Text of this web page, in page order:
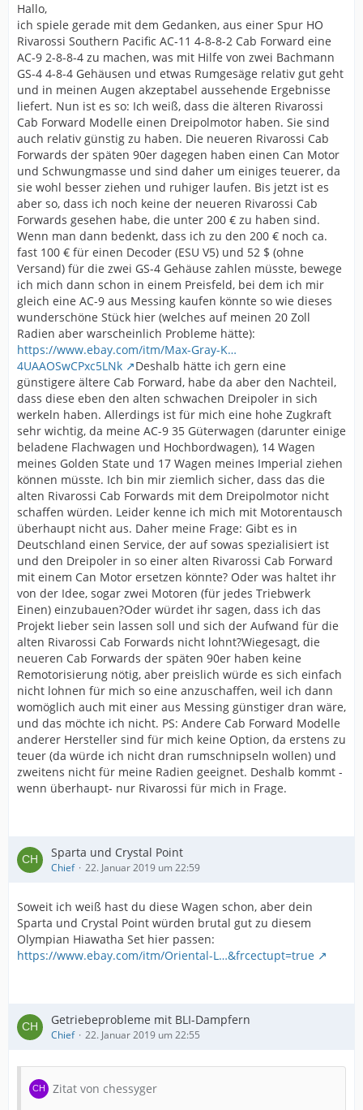
Hallo,
ich spiele gerade mit dem Gedanken, aus einer Spur HO
Rivarossi Southern Pacific AC-11 4-8-8-2 Cab Forward eine
AC-9 2-8-8-4 zu machen, was mit Hilfe von zwei Bachmann
GS-4 4-8-4 Gehäusen und etwas Rumgesäge relativ gut geht
und in meinen Augen akzeptabel aussehende Ergebnisse
liefert. Nun ist es so: Ich weiß, dass die älteren Rivarossi
Cab Forward Modelle einen Dreipolmotor haben. Sie sind
auch relativ günstig zu haben. Die neueren Rivarossi Cab
Forwards der späten 90er dagegen haben einen Can Motor
und Schwungmasse und sind daher um einiges teuerer, da
sie wohl besser ziehen und ruhiger laufen. Bis jetzt ist es
aber so, dass ich noch keine der neueren Rivarossi Cab
Forwards gesehen habe, die unter 200 € zu haben sind.
Wenn man dann bedenkt, dass ich zu den 200 € noch ca.
fast 100 € für einen Decoder (ESU V5) und 52 $ (ohne
Versand) für die zwei GS-4 Gehäuse zahlen müsste, bewege
ich mich dann schon in einem Preisfeld, bei dem ich mir
gleich eine AC-9 aus Messing kaufen könnte so wie dieses
wunderschöne Stück hier (welches auf meinen 20 Zoll
Radien aber warscheinlich Probleme hätte):
https://www.ebay.com/itm/Max-Gray-K…
4UAAOSwCPxc5LNk
Deshalb hätte ich gern eine
günstigere ältere Cab Forward, habe da aber den Nachteil,
dass diese eben den alten schwachen Dreipoler in sich
werkeln haben. Allerdings ist für mich eine hohe Zugkraft
sehr wichtig, da meine AC-9 35 Güterwagen (darunter einige
beladene Flachwagen und Hochbordwagen), 14 Wagen
meines Golden State und 17 Wagen meines Imperial ziehen
können müsste. Ich bin mir ziemlich sicher, dass das die
alten Rivarossi Cab Forwards mit dem Dreipolmotor nicht
schaffen würden. Leider kenne ich mich mit Motorentausch
überhaupt nicht aus. Daher meine Frage: Gibt es in
Deutschland einen Service, der auf sowas spezialisiert ist
und den Dreipoler in so einer alten Rivarossi Cab Forward
mit einem Can Motor ersetzen könnte? Oder was haltet ihr
von der Idee, sogar zwei Motoren (für jedes Triebwerk
Einen) einzubauen?Oder würdet ihr sagen, dass ich das
Projekt lieber sein lassen soll und sich der Aufwand für die
alten Rivarossi Cab Forwards nicht lohnt?Wiegesagt, die
neueren Cab Forwards der späten 90er haben keine
Remotorisierung nötig, aber preislich würde es sich einfach
nicht lohnen für mich so eine anzuschaffen, weil ich dann
womöglich auch mit einer aus Messing günstiger dran wäre,
und das möchte ich nicht. PS: Andere Cab Forward Modelle
anderer Hersteller sind für mich keine Option, da erstens zu
teuer (da würde ich nicht dran rumschnipseln wollen) und
zweitens nicht für meine Radien geeignet. Deshalb kommt -
wenn überhaupt- nur Rivarossi für mich in Frage.
Sparta und Crystal Point
Chief 22. Januar 2019 um 22:59
Soweit ich weiß hast du diese Wagen schon, aber dein
Sparta und Crystal Point würden brutal gut zu diesem
Olympian Hiawatha Set hier passen:
https://www.ebay.com/itm/Oriental-L…&frcectupt=true
Getriebeprobleme mit BLI-Dampfern
Chief 22. Januar 2019 um 22:55
Zitat von chessyger